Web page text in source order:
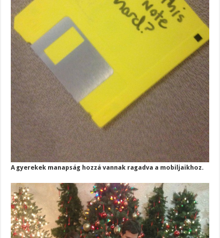
A gyerekek manapság hozzá vannak ragadva a mobiljaikhoz.